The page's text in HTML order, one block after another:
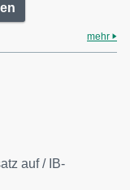
mehr
auf / IB-